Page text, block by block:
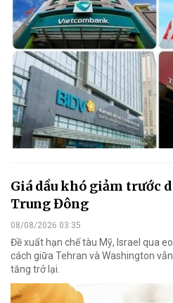
Giá dầu khó giảm trước
Trung Đông
08/08/2026 03:35
Đề xuất hạn chế tàu Mỹ, Israel qua
cách giữa Tehran và Washington
tăng trở lại.